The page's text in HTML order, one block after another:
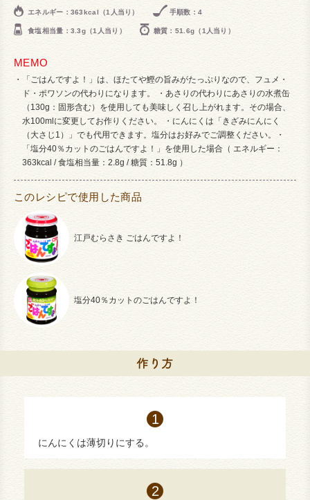
エネルギー：363kcal（1人当り） 手順数：4
食塩相当量：3.3g（1人当り） 糖質：51.6g（1人当り）
MEMO
「ごはんですよ！」は、ほたてや鰹の旨みがたっぷりなので、フュメ・
ド・ポワソンの代わりになります。 ・あさりの代わりにあさりの水煮缶
（130g：固形含む）を使用しても美味しく召し上がれます。その場合、
水100mlに変更してお作りください。 ・にんにくは「きざみにんにく
（大さじ1）」でも代用できます。塩分はお好みでご調整ください。・
「塩分40％カットのごはんですよ！」を使用した場合（ エネルギー：
363kcal / 食塩相当量：2.8g / 糖質：51.8g ）
このレシピで使用した商品
江戸むらさき ごはんですよ！
塩分40％カットのごはんですよ！
にんにくは薄切りにする。